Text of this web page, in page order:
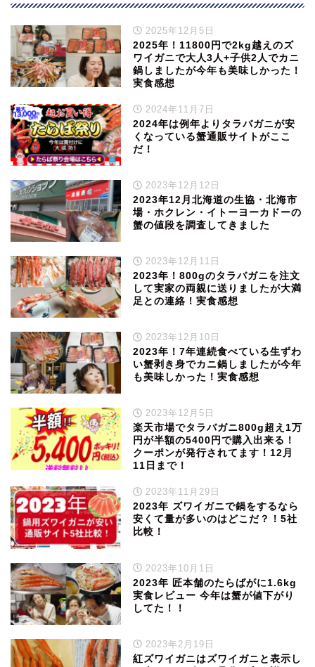
2025年12月5日
2025年！11800円で2kg越えのズ
ワイガニで大人3人+子供2人でカニ
鍋しましたが今年も美味しかった！
実食感想
2024年11月7日
2024年は例年よりタラバガニが安
くなっている蟹通販サイトがここ
だ！
2023年12月12日
2023年12月北海道の生協・北海市
場・ホクレン・イトーヨーカドーの
蟹の値段を調査してきました
2023年12月11日
2023年！800gのタラバガニを注文
して実家の両親に送りましたが大満
足との連絡！実食感想
2023年12月10日
2023年！7年連続食べている生ずわ
い蟹剥き身でカニ鍋しましたが今年
も美味しかった！実食感想
2023年12月5日
楽天市場でタラバガニ800g超え1万
円が半額の5400円で購入出来る！
クーポンが発行されてます！12月
11日まで！
2023年11月29日
2023年 ズワイガニで鍋をするなら
安くて量が多いのはどこだ？！5社
比較！
2023年10月1日
2023年 匠本舗のたらばがに1.6kg
実食レビュー 今年は蟹が値下がり
してた！！
2023年2月19日
紅ズワイガニはズワイガニと表示し